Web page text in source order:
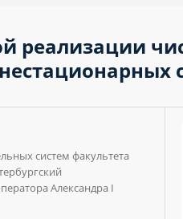
реализации
систем факультета
Александра I